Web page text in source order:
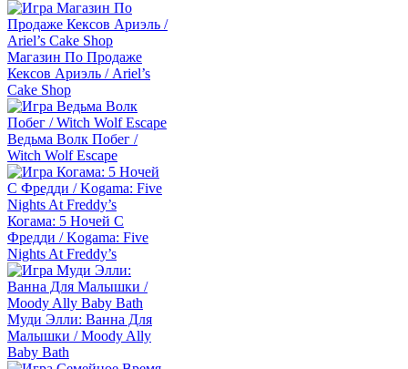
Магазин По Продаже
Кексов Ариэль / Ariel’s
Cake Shop
Ведьма Волк Побег /
Witch Wolf Escape
Когама: 5 Ночей С
Фредди / Kogama: Five
Nights At Freddy’s
Муди Элли: Ванна Для
Малышки / Moody Ally
Baby Bath